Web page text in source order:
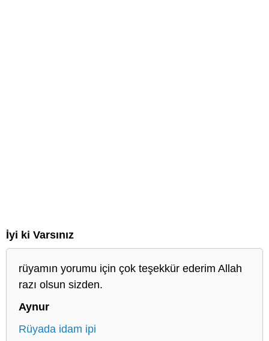
İyi ki Varsınız
rüyamın yorumu için çok teşekkür ederim Allah
razı olsun sizden.
Aynur
Rüyada idam ipi